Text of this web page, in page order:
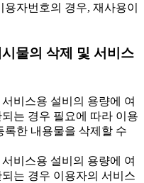
자번호의 경우, 재사용이
물의 삭제 및 서비스
비스용 설비의 용량에 여
는 경우 필요에 따라 이용
록한 내용물을 삭제할 수
비스용 설비의 용량에 여
는 경우 이용자의 서비스